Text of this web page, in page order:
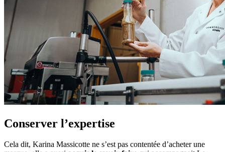
Conserver l’expertise
Cela dit, Karina Massicotte ne s’est pas contentée d’acheter une